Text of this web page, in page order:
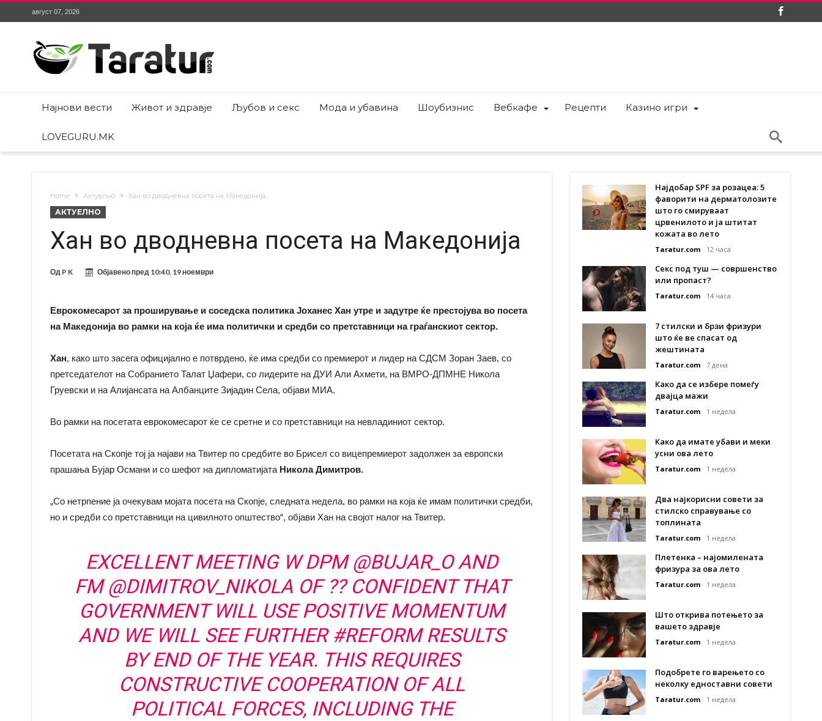
август 07, 2026
Најнови вести Живот и здравје Љубов и секс Мода и убавина Шоубизнис Вебкафе Рецепти Казино игри
LOVEGURU.MK
Home Актуелно Хан во дводневна посета на Македонија
АКТУЕЛНО
Хан во дводневна посета на Македонија
Од P K Објавено пред 10:40, 19 ноември
Еврокомесарот за проширување и соседска политика Јоханес Хан утре и задутре ќе престојува во посета
на Македонија во рамки на која ќе има политички и средби со претставници на граѓанскиот сектор.
Хан, како што засега официјално е потврдено, ќе има средби со премиерот и лидер на СДСМ Зоран Заев, со
претседателот на Собранието Талат Џафери, со лидерите на ДУИ Али Ахмети, на ВМРО-ДПМНЕ Никола
Груевски и на Алијансата на Албанците Зијадин Села, објави МИА.
Во рамки на посетата еврокомесарот ќе се сретне и со претставници на невладиниот сектор.
Посетата на Скопје тој ја најави на Твитер по средбите во Брисел со вицепремиерот задолжен за европски
прашања Бујар Османи и со шефот на дипломатијата Никола Димитров.
„Со нетрпение ја очекувам мојата посета на Скопје, следната недела, во рамки на која ќе имам политички средби,
но и средби со претставници на цивилното општество“, објави Хан на својот налог на Твитер.
EXCELLENT MEETING W DPM@BUJAR_OAND
FM@DIMITROV_NIKOLAOF ?? CONFIDENT THAT
GOVERNMENT WILL USE POSITIVE MOMENTUM
AND WE WILL SEE FURTHER #REFORMRESULTS
BY END OF THE YEAR. THIS REQUIRES
CONSTRUCTIVE COOPERATION OF ALL
POLITICAL FORCES, INCLUDING THE
Најдобар SPF за розацеа: 5
фаворити на дерматолозите
што го смируваат
црвенилото и ја штитат
кожата во лето
Taratur.com 12 часа
Секс под туш — совршенство
или пропаст?
Taratur.com 14 часа
7 стилски и брзи фризури
што ќе ве спасат од
жештината
Taratur.com 7 дена
Како да се избере помеѓу
двајца мажи
Taratur.com 1 недела
Како да имате убави и меки
усни ова лето
Taratur.com 1 недела
Два најкорисни совети за
стилско справување со
топлината
Taratur.com 1 недела
Плетенка – најомилената
фризура за ова лето
Taratur.com 1 недела
Што открива потењето за
вашето здравје
Taratur.com 1 недела
Подобрете го варењето со
неколку едноставни совети
Taratur.com 1 недела